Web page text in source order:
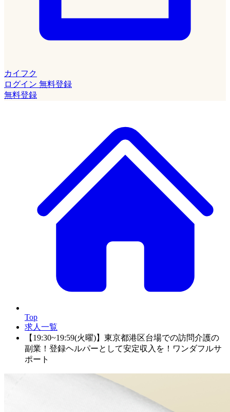
カイフク
ログイン 無料登録
無料登録
Top
求人一覧
【19:30~19:59(火曜)】東京都港区台場での訪問介護の
副業！登録ヘルパーとして安定収入を！ワンダフルサ
ポート